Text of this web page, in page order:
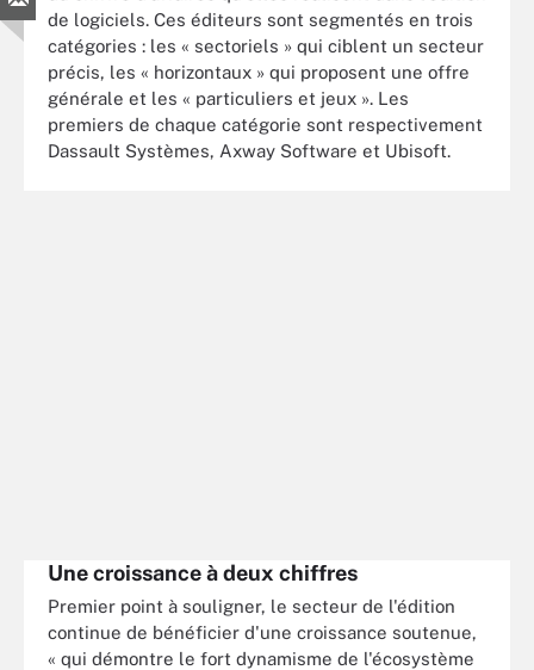
de logiciels. Ces éditeurs sont segmentés en trois
catégories : les « sectoriels » qui ciblent un secteur
précis, les « horizontaux » qui proposent une offre
générale et les « particuliers et jeux ». Les
premiers de chaque catégorie sont respectivement
Dassault Systèmes, Axway Software et Ubisoft.
Une croissance à deux chiffres
Premier point à souligner, le secteur de l'édition
continue de bénéficier d'une croissance soutenue,
« qui démontre le fort dynamisme de l'écosystème